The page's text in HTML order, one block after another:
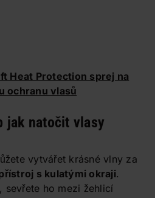
Heat Protection sprej na
ochranu vlasů
jak natočit vlasy
vytvářet krásné vlny za
s kulatými okraji.
sevřete ho mezi žehlicí